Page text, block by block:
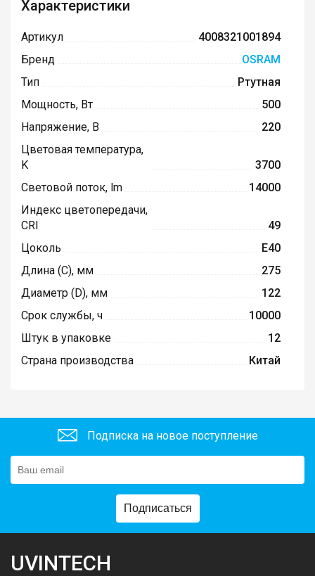
Характеристики
Артикул
4008321001894
Бренд
OSRAM
Тип
Ртутная
Мощность, Вт
500
Напряжение, В
220
Цветовая температура,
K
3700
Световой поток, lm
14000
Индекс цветопередачи,
CRI
49
Цоколь
E40
Длина (C), мм
275
Диаметр (D), мм
122
Срок службы, ч
10000
Штук в упаковке
12
Страна производства
Китай
Подписка на новое поступление
Подписаться
UVINTECH